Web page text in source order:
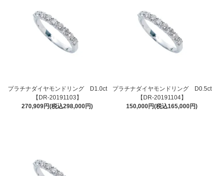
プラチナダイヤモンドリング D1.0ct
【DR-20191103】
270,909円(税込298,000円)
プラチナダイヤモンドリング D0.5ct
【DR-20191104】
150,000円(税込165,000円)